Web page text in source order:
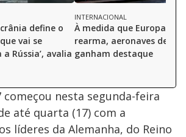
define o
vai se
Rússia’, avalia
INTERNACIONAL
À medida que Europa se
rearma, aeronaves de
ganham destaque
começou nesta segunda-feira
até quarta (17) com a
líderes da Alemanha, do Reino